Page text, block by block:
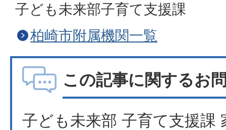
子ども未来部子育て支援課
柏崎市附属機関一覧
この記事に関するお
子ども未来部 子育て支援課